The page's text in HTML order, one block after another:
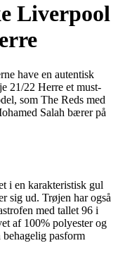
Liverpool
have en autentisk
21/22 Herre et must-
som The Reds med
Salah bærer på
i en karakteristisk gul
sig ud. Trøjen har også
med tallet 96 i
af 100% polyester og
pasform